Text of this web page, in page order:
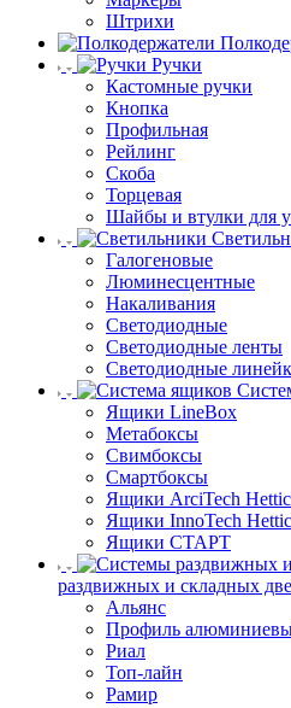
Штрихи
Ручки
Кастомные ручки
Кнопка
Профильная
Рейлинг
Скоба
Торцевая
Шайбы и втулки для
Галогеновые
Люминесцентные
Накаливания
Светодиодные
Светодиодные ленты
Светодиодные
Ящики LineBox
Метабоксы
Свимбоксы
Смартбоксы
Ящики ArciTech
Ящики InnoTech
Ящики СТАРТ
раздвижных и складных
Альянс
Профиль
Риал
Топ-лайн
Рамир